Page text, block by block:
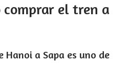
comprar el tren a
Hanoi a Sapa es uno de